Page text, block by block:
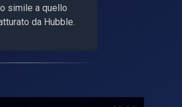
simile a quello
da Hubble.